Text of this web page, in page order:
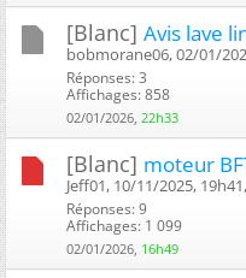
[Blanc] Avis lave
bobmorane06, 02/01/
Réponses: 3
Affichages: 858
02/01/2026, 22h33
[Blanc] moteur
Jeff01, 10/11/2025, 19h41, ‎
Réponses: 9
Affichages: 1 099
02/01/2026, 16h49